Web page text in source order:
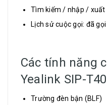
Tìm kiếm / nhập / xuất
Lịch sử cuộc gọi: đã
Các tính năng
Yealink SIP-
Trường đèn bận (BLF)